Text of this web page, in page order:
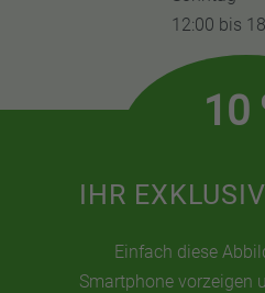
12:00 bis
10
IHR
Einfach diese
Smartphone vorzeigen